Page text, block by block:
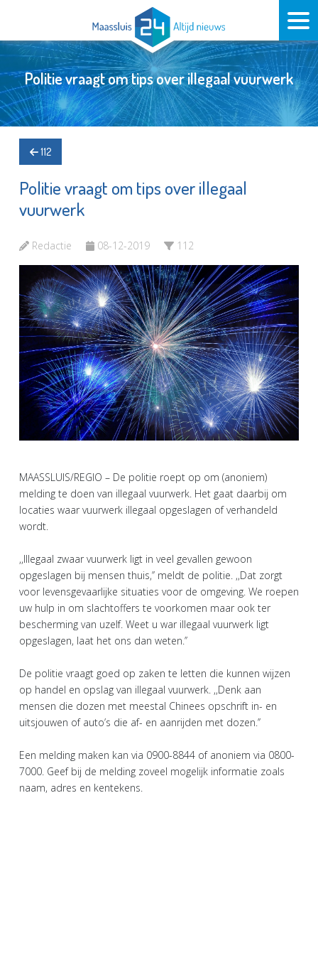
Politie vraagt om tips over illegaal vuurwerk
112
Politie vraagt om tips over illegaal
vuurwerk
Redactie 08-12-2019 112
MAASSLUIS/REGIO – De politie roept op om (anoniem)
melding te doen van illegaal vuurwerk. Het gaat daarbij om
locaties waar vuurwerk illegaal opgeslagen of verhandeld
wordt.
,,Illegaal zwaar vuurwerk ligt in veel gevallen gewoon
opgeslagen bij mensen thuis,’’ meldt de politie. ,,Dat zorgt
voor levensgevaarlijke situaties voor de omgeving. We roepen
uw hulp in om slachtoffers te voorkomen maar ook ter
bescherming van uzelf. Weet u war illegaal vuurwerk ligt
opgeslagen, laat het ons dan weten.’’
De politie vraagt goed op zaken te letten die kunnen wijzen
op handel en opslag van illegaal vuurwerk. ,,Denk aan
mensen die dozen met meestal Chinees opschrift in- en
uitsjouwen of auto’s die af- en aanrijden met dozen.’’
Een melding maken kan via 0900-8844 of anoniem via 0800-
7000. Geef bij de melding zoveel mogelijk informatie zoals
naam, adres en kentekens.